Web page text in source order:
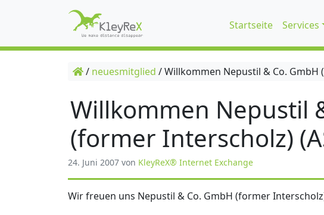
Startseite Services
/ neuesmitglied /Willkommen Nepustil & Co. GmbH
Willkommen Nepustil
(former Interscholz)
24. Juni 2007 von KleyReX® Internet Exchange
Wir freuen uns Nepustil & Co. GmbH (former